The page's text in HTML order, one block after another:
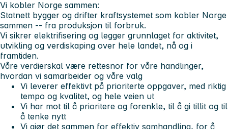
Vi kobler Norge sammen:
Statnett bygger og drifter kraftsystemet som kobler Norge
sammen -- fra produksjon til forbruk.
Vi sikrer elektrifisering og legger grunnlaget for aktivitet,
utvikling og verdiskaping over hele landet, nå og i
framtiden.
Våre verdierskal være rettesnor for våre handlinger,
hvordan vi samarbeider og våre valg
Vi leverer effektivt på prioriterte oppgaver, med riktig
tempo og kvalitet, og hele veien ut
Vi har mot til å prioritere og forenkle, til å gi tillit og til
å tenke nytt
Vi gjør det sammen for effektiv samhandling, for å